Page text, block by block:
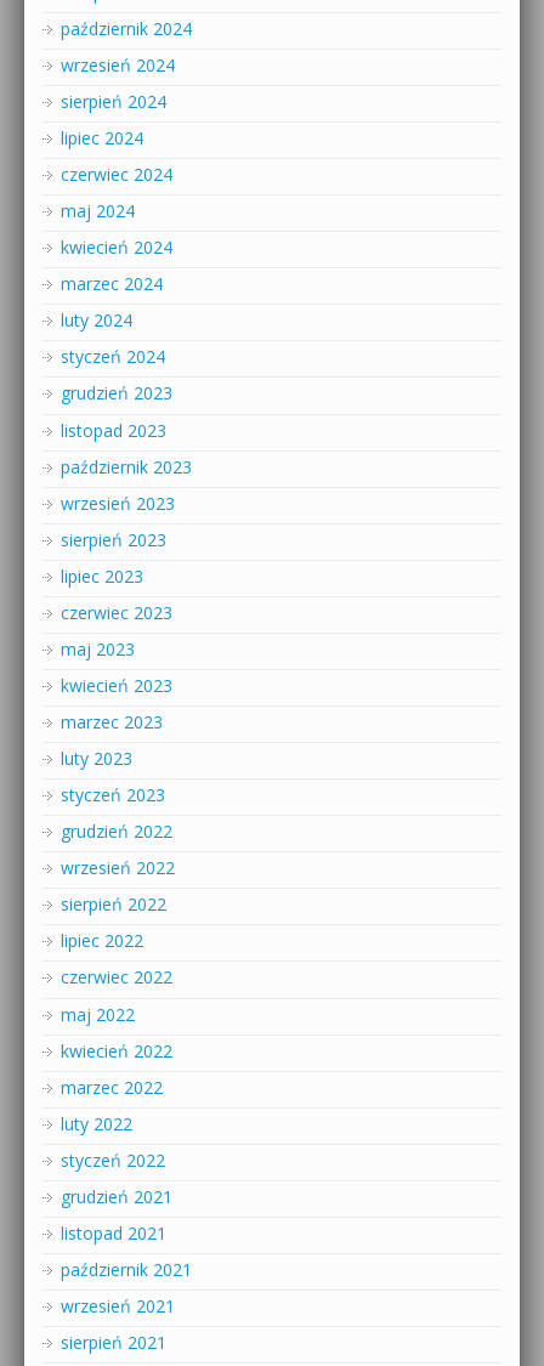
październik 2024
wrzesień 2024
sierpień 2024
lipiec 2024
czerwiec 2024
maj 2024
kwiecień 2024
marzec 2024
luty 2024
styczeń 2024
grudzień 2023
listopad 2023
październik 2023
wrzesień 2023
sierpień 2023
lipiec 2023
czerwiec 2023
maj 2023
kwiecień 2023
marzec 2023
luty 2023
styczeń 2023
grudzień 2022
wrzesień 2022
sierpień 2022
lipiec 2022
czerwiec 2022
maj 2022
kwiecień 2022
marzec 2022
luty 2022
styczeń 2022
grudzień 2021
listopad 2021
październik 2021
wrzesień 2021
sierpień 2021